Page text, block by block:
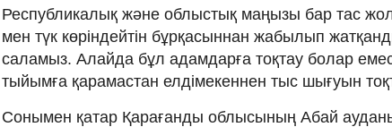
Республикалық және облыстық маңызы бар тас
мен түк көріндейтін бұрқасыннан жабылып
саламыз. Алайда бұл адамдарға тоқтау болар
тыйымға қарамастан елдімекеннен тыс шығуын
Сонымен қатар Қарағанды облысының Абай